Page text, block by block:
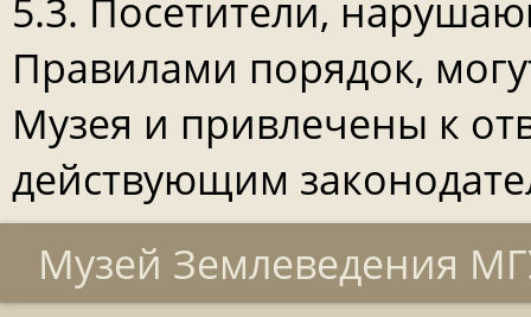
5.3. Посетители,
Правилами порядок,
Музея и привлечены к
действующим
Музей Землеведения